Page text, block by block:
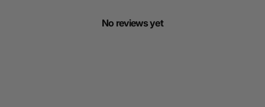
No reviews yet